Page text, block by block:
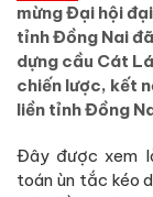
mừng Đại hội
tỉnh Đồng Nai
dựng cầu Cát
chiến lược, kết
liền tỉnh Đồng
Đây được xem
toán ùn tắc kéo